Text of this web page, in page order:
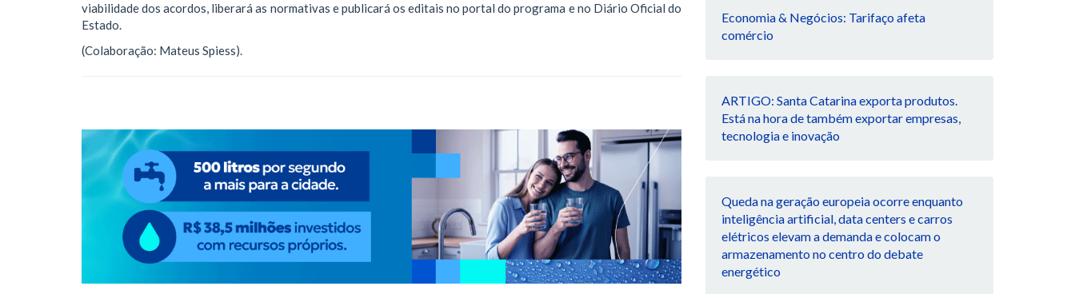
viabilidade dos acordos, liberará as normativas e publicará os editais no portal do programa e no Diário Oficial do
Estado.
(Colaboração: Mateus Spiess).
Economia & Negócios: Tarifaço afeta
comércio
ARTIGO: Santa Catarina exporta produtos.
Está na hora de também exportar empresas,
tecnologia e inovação
Queda na geração europeia ocorre enquanto
inteligência artificial, data centers e carros
elétricos elevam a demanda e colocam o
armazenamento no centro do debate
energético